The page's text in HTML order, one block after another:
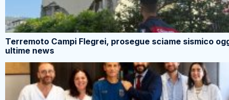
Terremoto Campi Flegrei, prosegue sciame sismico
ultime news